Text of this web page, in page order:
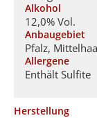
Alkohol
12,0% Vol.
Anbaugebiet
Pfalz,
Allergene
Enthält Sulfite
Herstellung